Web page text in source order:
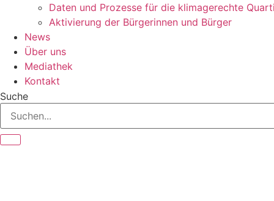
Daten und Prozesse für die klimagerechte
Aktivierung der Bürgerinnen und Bürger
News
Über uns
Mediathek
Kontakt
Suche